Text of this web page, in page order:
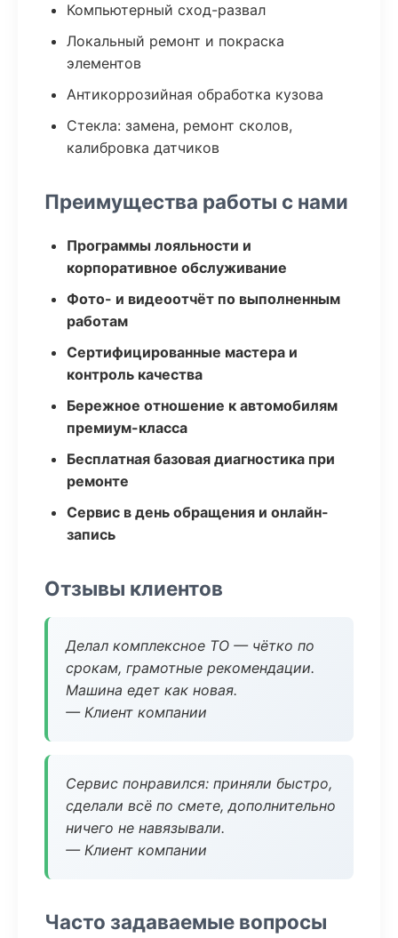
Компьютерный сход-развал
Локальный ремонт и покраска
элементов
Антикоррозийная обработка кузова
Стекла: замена, ремонт сколов,
калибровка датчиков
Преимущества работы с нами
Программы лояльности и
корпоративное обслуживание
Фото- и видеоотчёт по выполненным
работам
Сертифицированные мастера и
контроль качества
Бережное отношение к автомобилям
премиум-класса
Бесплатная базовая диагностика при
ремонте
Сервис в день обращения и онлайн-
запись
Отзывы клиентов
Делал комплексное ТО — чётко по
срокам, грамотные рекомендации.
Машина едет как новая.
— Клиент компании
Сервис понравился: приняли быстро,
сделали всё по смете, дополнительно
ничего не навязывали.
— Клиент компании
Часто задаваемые вопросы